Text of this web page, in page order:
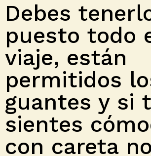
Debes
puesto todo
viaje, están
permitidos
guantes y si
sientes
con careta